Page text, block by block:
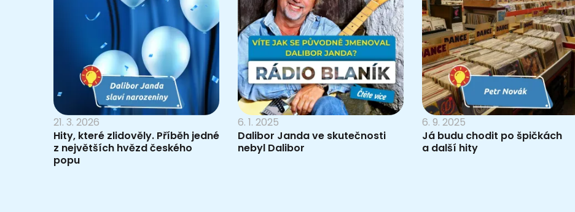
21. 3. 2026
Hity, které zlidověly. Příběh jedné
z největších hvězd českého
popu
6. 1. 2025
Dalibor Janda ve skutečnosti
nebyl Dalibor
6. 9. 2025
Já budu chodit po špičkách
a další hity